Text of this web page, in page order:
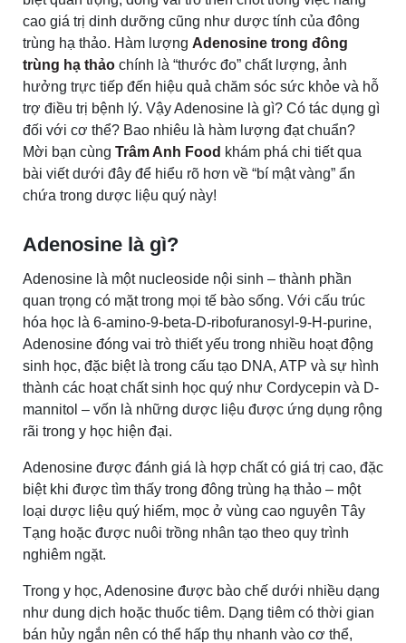
cao giá trị dinh dưỡng cũng như dược tính của đông
trùng hạ thảo. Hàm lượng Adenosine trong đông
trùng hạ thảo chính là “thước đo” chất lượng, ảnh
hưởng trực tiếp đến hiệu quả chăm sóc sức khỏe và hỗ
trợ điều trị bệnh lý. Vậy Adenosine là gì? Có tác dụng gì
đối với cơ thể? Bao nhiêu là hàm lượng đạt chuẩn?
Mời bạn cùng Trâm Anh Food khám phá chi tiết qua
bài viết dưới đây để hiểu rõ hơn về “bí mật vàng” ẩn
chứa trong dược liệu quý này!
Adenosine là gì?
Adenosine là một nucleoside nội sinh – thành phần
quan trọng có mặt trong mọi tế bào sống. Với cấu trúc
hóa học là 6-amino-9-beta-D-ribofuranosyl-9-H-purine,
Adenosine đóng vai trò thiết yếu trong nhiều hoạt động
sinh học, đặc biệt là trong cấu tạo DNA, ATP và sự hình
thành các hoạt chất sinh học quý như Cordycepin và D-
mannitol – vốn là những dược liệu được ứng dụng rộng
rãi trong y học hiện đại.
Adenosine được đánh giá là hợp chất có giá trị cao, đặc
biệt khi được tìm thấy trong đông trùng hạ thảo – một
loại dược liệu quý hiếm, mọc ở vùng cao nguyên Tây
Tạng hoặc được nuôi trồng nhân tạo theo quy trình
nghiêm ngặt.
Trong y học, Adenosine được bào chế dưới nhiều dạng
như dung dịch hoặc thuốc tiêm. Dạng tiêm có thời gian
bán hủy ngắn nên có thể hấp thụ nhanh vào cơ thể,